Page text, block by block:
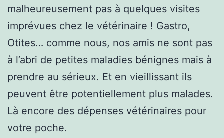
malheureusement pas à quelques visites
imprévues chez le vétérinaire ! Gastro,
Otites… comme nous, nos amis ne sont pas
à l’abri de petites maladies bénignes mais à
prendre au sérieux. Et en vieillissant ils
peuvent être potentiellement plus malades.
Là encore des dépenses vétérinaires pour
votre poche.